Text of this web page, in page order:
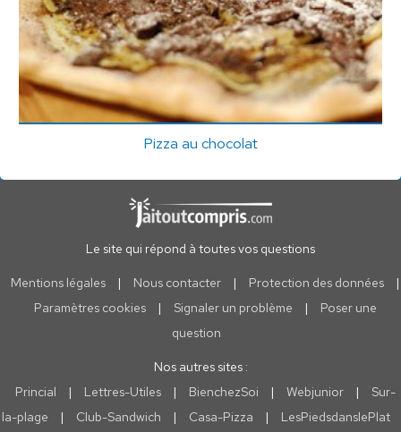
Pizza au chocolat
Le site qui répond à toutes vos questions
Mentions légales | Nous contacter | Protection des données
|
Paramètres cookies
| Signaler un problème |
Poser une
question
Nos autres sites :
Princial
| Lettres-Utiles | BienchezSoi | Webjunior |
Sur-
la-plage
| Club-Sandwich | Casa-Pizza | LesPiedsdanslePlat